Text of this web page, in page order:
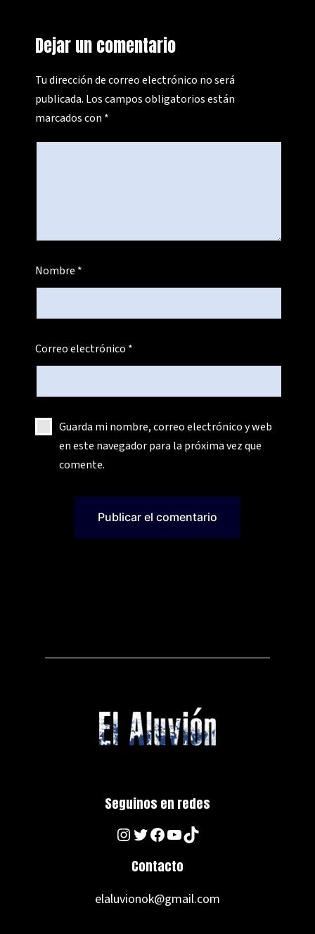
Dejar un comentario
Tu dirección de correo electrónico no será
publicada. Los campos obligatorios están
marcados con *
Nombre *
Correo electrónico *
Guarda mi nombre, correo electrónico y web
en este navegador para la próxima vez que
comente.
Seguinos en redes
Instagram
Twitter
Facebook
YouTube
TikTok
Contacto
elaluvionok@gmail.com